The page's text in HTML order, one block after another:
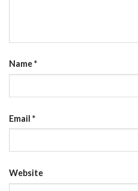
Name*
Email *
Website